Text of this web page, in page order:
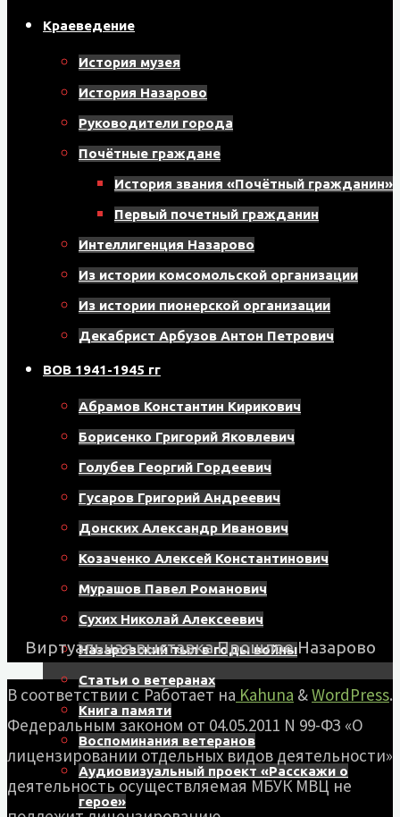
Краеведение
История музея
История Назарово
Руководители города
Почётные граждане
История звания «Почётный гражданин»
Первый почетный гражданин
Интеллигенция Назарово
Из истории комсомольской организации
Из истории пионерской организации
Декабрист Арбузов Антон Петрович
ВОВ 1941-1945 гг
Абрамов Константин Кирикович
Борисенко Григорий Яковлевич
Голубев Георгий Гордеевич
Гусаров Григорий Андреевич
Донских Александр Иванович
Козаченко Алексей Константинович
Мурашов Павел Романович
Сухих Николай Алексеевич
Назаровский тыл в годы войны
Статьи о ветеранах
Книга памяти
Воспоминания ветеранов
Аудиовизуальный проект «Расскажи о
герое»
Виртуальная выставка Прошлое Назарово
Работает на Kahuna &WordPress.
В соответствии с
Федеральным законом от 04.05.2011 N 99-ФЗ «О
лицензировании отдельных видов деятельности»
деятельность осуществляемая МБУК МВЦ не